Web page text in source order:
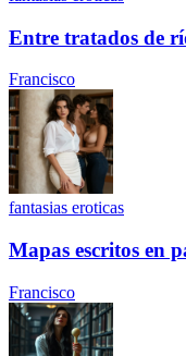
Entre tratados de
Francisco
fantasias eroticas
Mapas escritos en
Francisco